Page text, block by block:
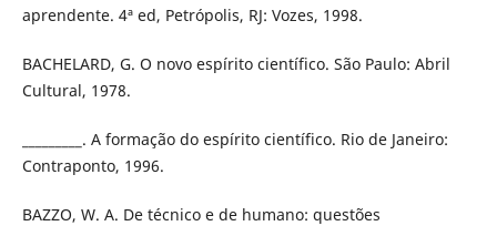
aprendente. 4ª ed, Petrópolis, RJ: Vozes, 1998.
BACHELARD, G. O novo espírito científico. São Paulo: Abril
Cultural, 1978.
_________. A formação do espírito científico. Rio de Janeiro:
Contraponto, 1996.
BAZZO, W. A. De técnico e de humano: questões